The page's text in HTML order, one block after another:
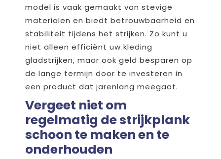
model is vaak gemaakt van stevige
materialen en biedt betrouwbaarheid en
stabiliteit tijdens het strijken. Zo kunt u
niet alleen efficiënt uw kleding
gladstrijken, maar ook geld besparen op
de lange termijn door te investeren in
een product dat jarenlang meegaat.
Vergeet niet om
regelmatig de strijkplank
schoon te maken en te
onderhouden